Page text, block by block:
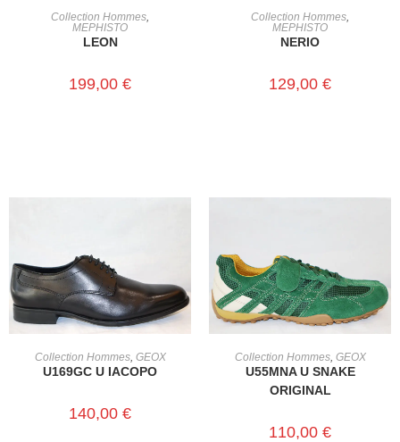
CHOIX DES OPTIONS
Collection Hommes
MEPHISTO
LEON
199,00 €
CHOIX DES OPTIONS
Collection Hommes
MEPHISTO
NERIO
129,00 €
CHOIX DES OPTIONS
Collection Hommes, GEOX
U169GC U IACOPO
140,00 €
CHOIX DES OPTIONS
Collection Hommes, GEOX
U55MNA U SNAKE
ORIGINAL
110,00 €